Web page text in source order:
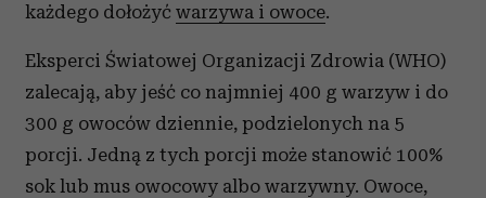
każdego dołożyć warzywa i owoce.
Eksperci Światowej Organizacji Zdrowia (WHO)
zalecają, aby jeść co najmniej 400 g warzyw i do
300 g owoców dziennie, podzielonych na 5
porcji. Jedną z tych porcji może stanowić 100%
sok lub mus owocowy albo warzywny. Owoce,